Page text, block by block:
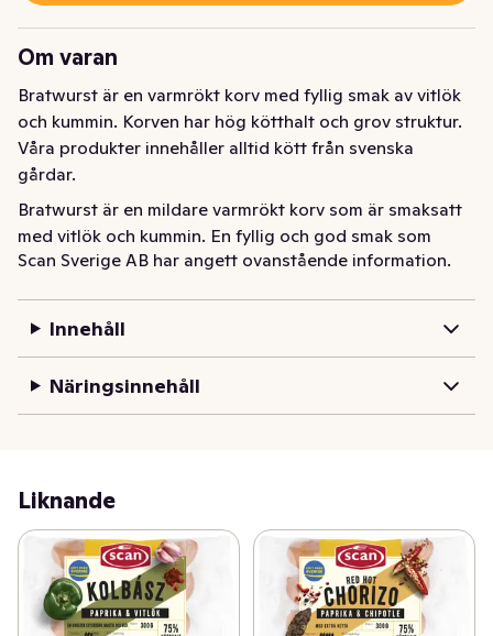
Om varan
Bratwurst är en varmrökt korv med fyllig smak av vitlök
och kummin. Korven har hög kötthalt och grov struktur.
Våra produkter innehåller alltid kött från svenska
gårdar.
Bratwurst är en mildare varmrökt korv som är smaksatt
med vitlök och kummin. En fyllig och god smak som
passar både stora som små. Perfekt på grillen på
gårdar.
och ärtprotein
Scan Sverige AB har angett ovanstående information.
Innehåll
Näringsinnehåll
Liknande